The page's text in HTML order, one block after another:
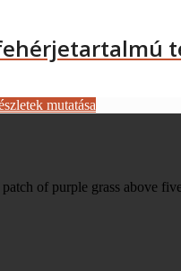
mutatása
of purple grass above